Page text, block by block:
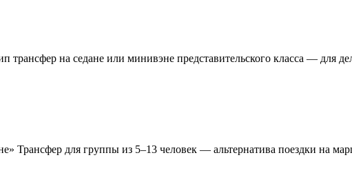
трансфер на седане или минивэне представительского класса — для
Трансфер для группы из 5–13 человек — альтернатива поездки на